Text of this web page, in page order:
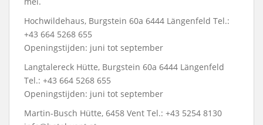
Hochwildehaus, Burgstein 60a 6444 Längenfeld Tel.:
+43 664 5268 655
Openingstijden: juni tot september
Langtalereck Hütte, Burgstein 60a 6444 Längenfeld
Tel.: +43 664 5268 655
Openingstijden: juni tot september
Martin-Busch Hütte, 6458 Vent Tel.: +43 5254 8130